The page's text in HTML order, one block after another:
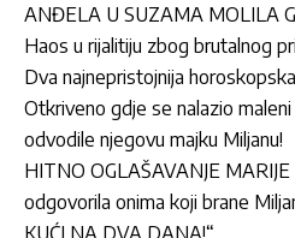
ANĐELA U SUZAMA MOLILA
Haos u rijalitiju zbog brutalnog
Dva najnepristojnija
Otkriveno gdje se nalazio
odvodile njegovu majku Miljanu!
HITNO OGLAŠAVANJE
odgovorila onima koji brane
KUĆI NA DVA DANA!“